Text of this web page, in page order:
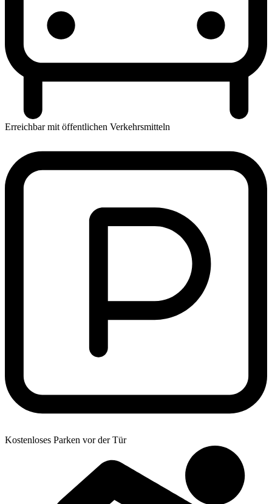
Erreichbar mit öffentlichen Verkehrsmitteln
Kostenloses Parken vor der Tür